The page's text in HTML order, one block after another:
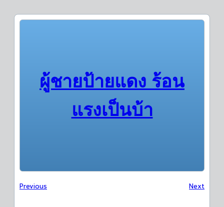
ผู้ชายป้ายแดง ร้อน
แรงเป็นบ้า
Previous Next